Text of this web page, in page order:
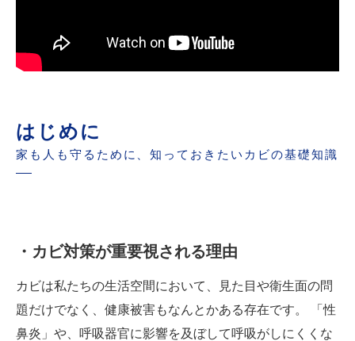
お問い合わせ・ご相談
はじめに
家も人も守るために、知っておきたいカビの基礎知識
・カビ対策が重要視される理由
カビは私たちの生活空間において、見た目や衛生面の問
題だけでなく、健康被害もなんとかある存在です。 「性
鼻炎」や、呼吸器官に影響を及ぼして呼吸がしにくくな